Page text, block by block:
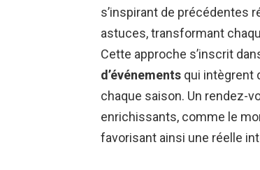
s’inspirant de précédentes
astuces, transformant
Cette approche s’inscrit
d’événements qui intègrent
chaque saison. Un rendez-
enrichissants, comme le
favorisant ainsi une réelle